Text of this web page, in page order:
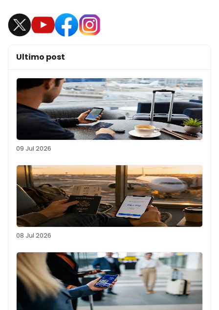
Ultimo post
09 Jul 2026
08 Jul 2026